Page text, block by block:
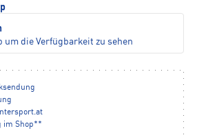
um die Verfügbarkeit zu sehen
im Shop**